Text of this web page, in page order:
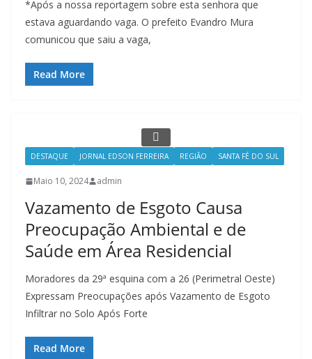
*Após a nossa reportagem sobre esta senhora que
estava aguardando vaga. O prefeito Evandro Mura
comunicou que saiu a vaga,
Read More
DESTAQUE JORNAL EDSON FERREIRA REGIÃO SANTA FÉ DO SUL
Maio 10, 2024 admin
Vazamento de Esgoto Causa
Preocupação Ambiental e de
Saúde em Área Residencial
Moradores da 29ª esquina com a 26 (Perimetral Oeste)
Expressam Preocupações após Vazamento de Esgoto
Infiltrar no Solo Após Forte
Read More